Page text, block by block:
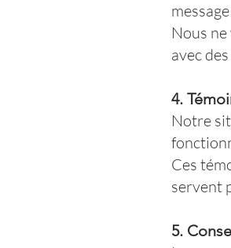
Nous
avec
4.
Notre
Ces
servent
5.